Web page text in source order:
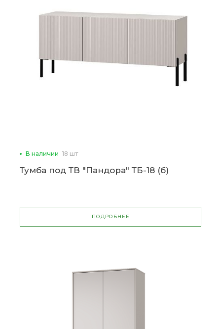
В наличии 18 шт
Тумба под ТВ "Пандора" ТБ-18 (б)
ПОДРОБНЕЕ